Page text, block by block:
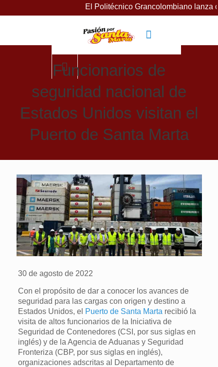
El Politécnico Grancolombiano lanza
Funcionarios de
seguridad nacional de
Estados Unidos visitan el
Puerto de Santa Marta
30 de agosto de 2022
Con el propósito de dar a conocer los avances de
seguridad para las cargas con origen y destino a
Estados Unidos, el Puerto de Santa Marta recibió la
visita de altos funcionarios de la Iniciativa de
Seguridad de Contenedores (CSI, por sus siglas en
inglés) y de la Agencia de Aduanas y Seguridad
Fronteriza (CBP, por sus siglas en inglés),
organizaciones adscritas al Departamento de